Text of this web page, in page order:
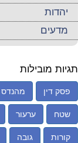
יהדות
מדעים
תגיות מובילות
פסק דין מהנדס
שטח ערעור
קורות גובה